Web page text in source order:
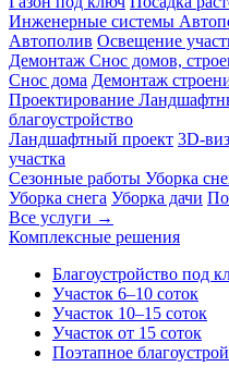
Инженерные системы
Автополив Освещение
Демонтаж Снос домов,
Снос дома Демонтаж
Проектирование
благоустройство
Ландшафтный проект 3D-
участка
Сезонные работы Уборка
Уборка снега Уборка дачи
Все услуги →
Комплексные решения
Благоустройство под
Участок 6–10 соток
Участок 10–15 соток
Участок от 15 соток
Поэтапное